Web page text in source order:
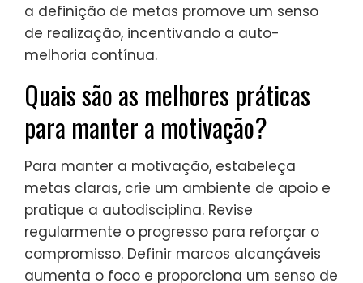
a definição de metas promove um senso
de realização, incentivando a auto-
melhoria contínua.
Quais são as melhores práticas
para manter a motivação?
Para manter a motivação, estabeleça
metas claras, crie um ambiente de apoio e
pratique a autodisciplina. Revise
regularmente o progresso para reforçar o
compromisso. Definir marcos alcançáveis
aumenta o foco e proporciona um senso de